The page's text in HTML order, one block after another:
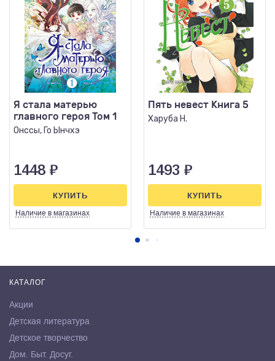
Я стала матерью
главного героя Том 1
Онссы, Го Ынчхэ
1448 ₽
Наличие в магазинах
КУПИТЬ
Пять невест Книга 5
Харуба Н.
1493 ₽
Наличие в магазинах
КУПИТЬ
КАТАЛОГ
Акции
Детская литература
Детское творчество
Дом. Быт. Досуг.